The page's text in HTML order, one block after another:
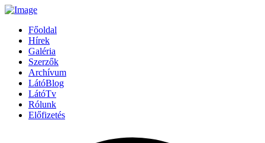
Főoldal
Hírek
Galéria
Szerzők
Archívum
LátóBlog
LátóTv
Rólunk
Előfizetés